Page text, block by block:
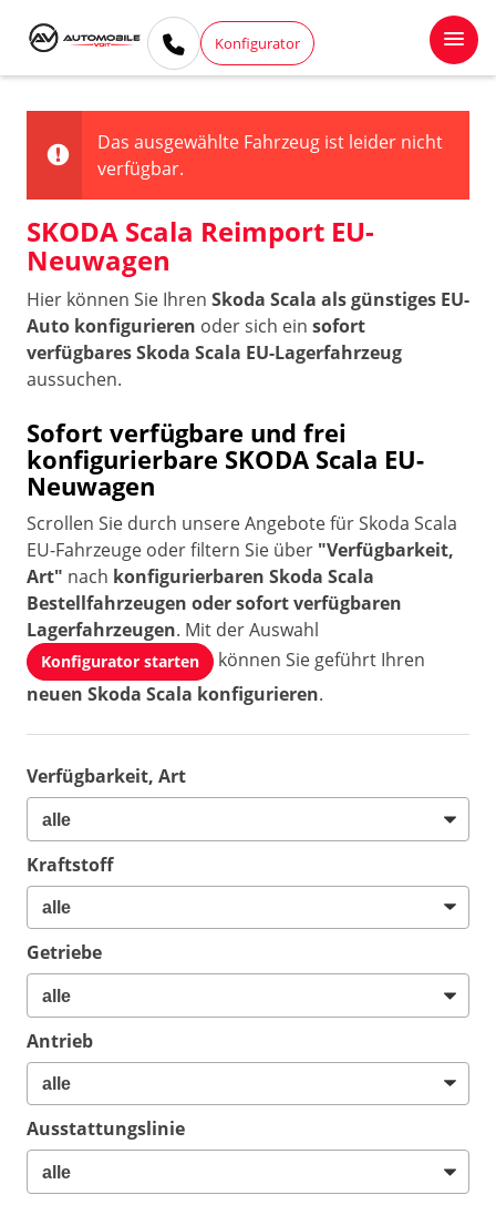
Konfigurator
Das ausgewählte Fahrzeug ist leider nicht
verfügbar.
SKODA Scala Reimport EU-
Neuwagen
Hier können Sie Ihren Skoda Scala als günstiges EU-
Auto konfigurieren oder sich ein sofort
verfügbares Skoda Scala EU-Lagerfahrzeug
aussuchen.
Sofort verfügbare und frei
konfigurierbare SKODA Scala EU-
Neuwagen
Scrollen Sie durch unsere Angebote für Skoda Scala
EU-Fahrzeuge oder filtern Sie über "Verfügbarkeit,
Art" nach konfigurierbaren Skoda Scala
Bestellfahrzeugen oder sofort verfügbaren
Lagerfahrzeugen. Mit der Auswahl
Konfigurator starten
können Sie geführt Ihren
neuen Skoda Scala konfigurieren.
Verfügbarkeit, Art
Kraftstoff
Getriebe
Antrieb
Ausstattungslinie